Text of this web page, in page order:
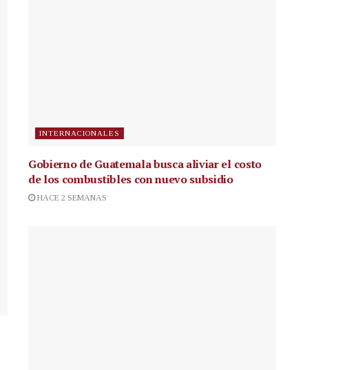
INTERNACIONALES
Gobierno de Guatemala busca aliviar el costo
de los combustibles con nuevo subsidio
HACE 2 SEMANAS